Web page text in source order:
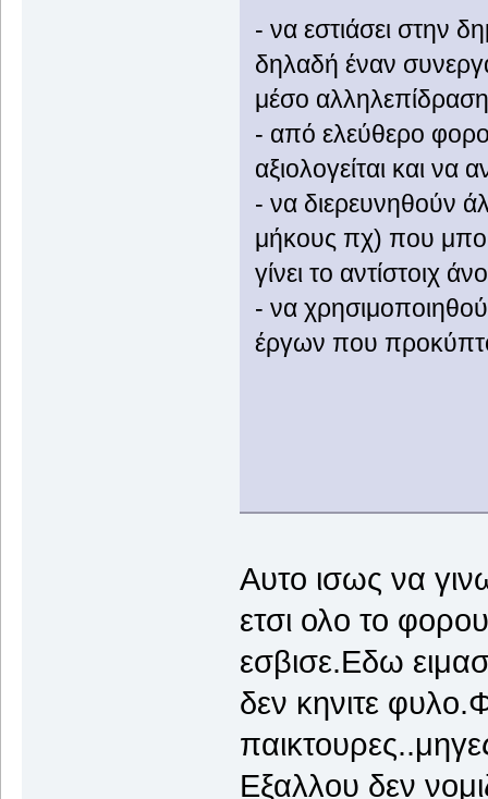
- να εστιάσει στην
δηλαδή έναν
μέσο
- από ελεύθερο
αξιολογείται και να
- να διερευνηθούν
μήκους πχ) που
γίνει το αντίστοιχ
- να
έργων που
Αυτο ισως να
ετσι ολο το
εσβισε.Εδω
δεν κηνιτε
Εξαλλου δεν